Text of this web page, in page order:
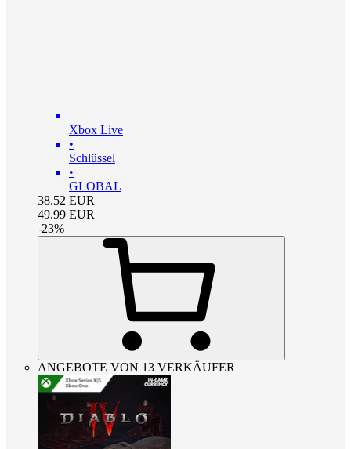
Xbox Live
•
Schlüssel
•
GLOBAL
38.52 EUR
49.99 EUR
-23%
ANGEBOTE VON 13 VERKÄUFER